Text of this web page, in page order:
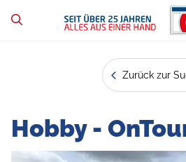
Zurück zur
Hobby -